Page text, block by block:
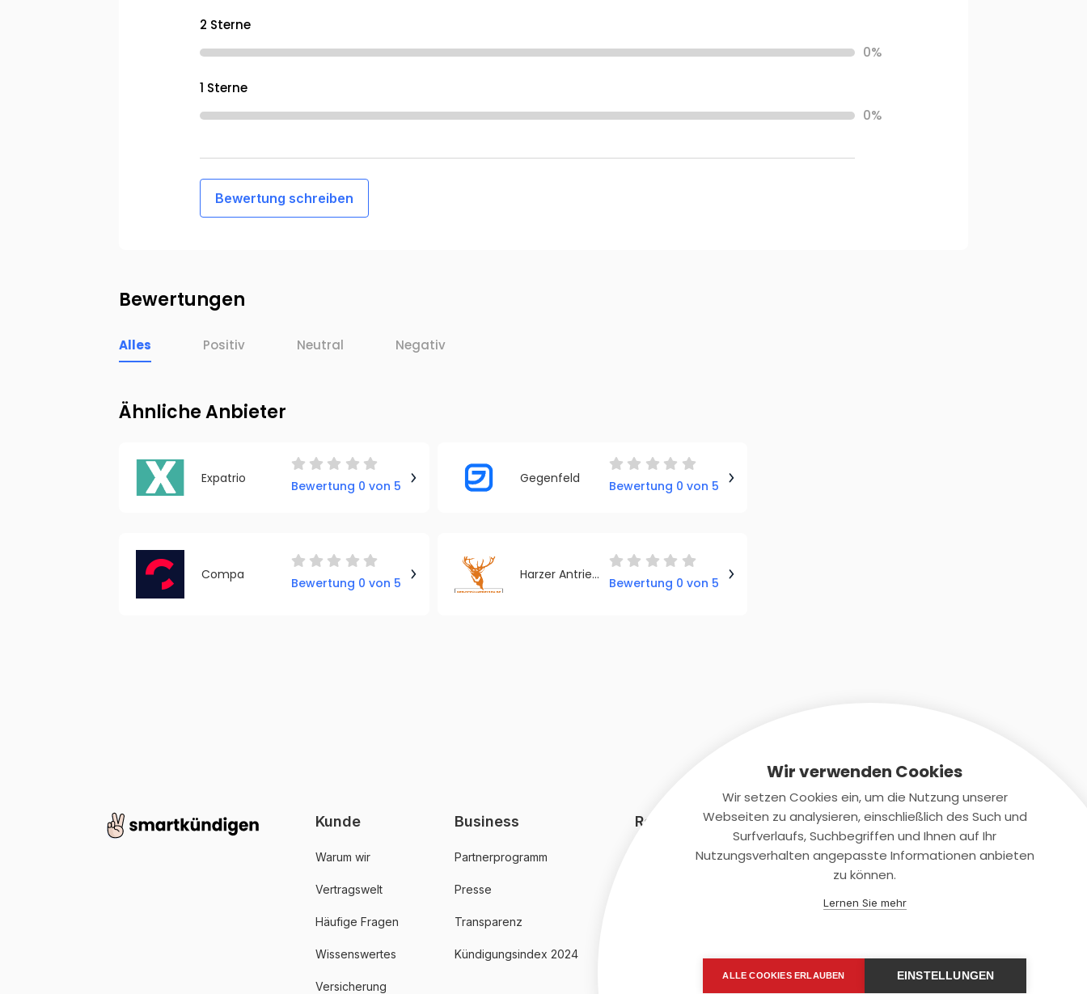
2 Sterne
0%
1 Sterne
0%
Bewertung schreiben
Bewertungen
Alles Positiv Neutral Negativ
Ähnliche Anbieter
Expatrio
Bewertung 0 von 5
Gegenfeld
Bewertung 0 von 5
Compa
Bewertung 0 von 5
Harzer Antriebstechnik GmbH
Bewertung 0 von 5
Kunde
Warum wir
Vertragswelt
Häufige Fragen
Wissenswertes
Versicherung
Business
Partnerprogramm
Presse
Transparenz
Kündigungsindex 2024
Rechtliches Kontaktiere uns
+(49)2131/708-4280
Wir verwenden Cookies
Wir setzen Cookies ein, um die Nutzung unserer
Webseiten zu analysieren, einschließlich des Such und
Surfverlaufs, Suchbegriffen und Ihnen auf Ihr
Nutzungsverhalten angepasste Informationen anbieten
zu können.
Lernen Sie mehr
ALLE COOKIES ERLAUBEN EINSTELLUNGEN